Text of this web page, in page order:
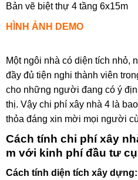
Bản vẽ biệt thự 4 tầng 6x15m
HÌNH ẢNH DEMO
Một ngôi nhà có diện tích nhỏ,
đầy đủ tiện nghi thành viên
cho những người đang có ý
thị. Vậy chi phí xây nhà 4 là
thỏa đáng xin mời mọi người
Cách tính chi phí xây
m với kinh phí đầu tư
Cách tính diện tích xây dựng: